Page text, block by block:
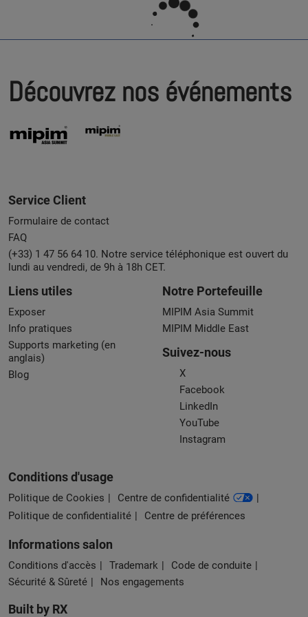
Découvrez nos événements
Service Client
Formulaire de contact
FAQ
(+33) 1 47 56 64 10. Notre service téléphonique est ouvert du
lundi au vendredi, de 9h à 18h CET.
Liens utiles
Exposer
Info pratiques
Supports marketing (en
anglais)
Blog
Notre Portefeuille
MIPIM Asia Summit
MIPIM Middle East
Suivez-nous
X
Facebook
LinkedIn
YouTube
Instagram
Conditions d'usage
Politique de Cookies
Centre de confidentialité
Politique de confidentialité
Centre de préférences
Informations salon
Conditions d'accès Trademark
Code de conduite
Sécurité & Sûreté
Nos engagements
Built by RX